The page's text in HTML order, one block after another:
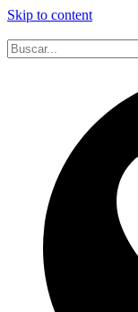
Skip to content